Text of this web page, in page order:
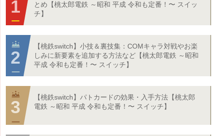
とめ【桃太郎電鉄 ～昭和 平成 令和も定番！〜 スイッ
チ】
【桃鉄switch】小技＆裏技集：COMキャラ対戦やお楽
しみに新要素を追加する方法など【桃太郎電鉄 ～昭和
平成 令和も定番！〜 スイッチ】
【桃鉄switch】パトカードの効果・入手方法【桃太郎
電鉄 ～昭和 平成 令和も定番！〜 スイッチ】